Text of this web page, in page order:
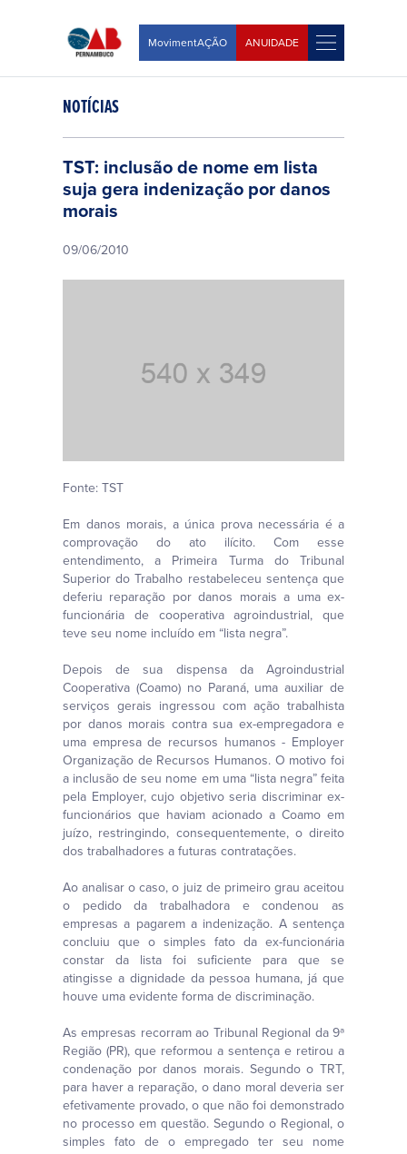
MovimentAÇÃO ANUIDADE
NOTÍCIAS
TST: inclusão de nome em lista
suja gera indenização por danos
morais
09/06/2010
Fonte: TST
Em danos morais, a única prova necessária é a
comprovação do ato ilícito. Com esse
entendimento, a Primeira Turma do Tribunal
Superior do Trabalho restabeleceu sentença que
deferiu reparação por danos morais a uma ex-
funcionária de cooperativa agroindustrial, que
teve seu nome incluído em “lista negra”.
Depois de sua dispensa da Agroindustrial
Cooperativa (Coamo) no Paraná, uma auxiliar de
serviços gerais ingressou com ação trabalhista
por danos morais contra sua ex-empregadora e
uma empresa de recursos humanos - Employer
Organização de Recursos Humanos. O motivo foi
a inclusão de seu nome em uma “lista negra” feita
pela Employer, cujo objetivo seria discriminar ex-
funcionários que haviam acionado a Coamo em
juízo, restringindo, consequentemente, o direito
dos trabalhadores a futuras contratações.
Ao analisar o caso, o juiz de primeiro grau aceitou
o pedido da trabalhadora e condenou as
empresas a pagarem a indenização. A sentença
concluiu que o simples fato da ex-funcionária
constar da lista foi suficiente para que se
atingisse a dignidade da pessoa humana, já que
houve uma evidente forma de discriminação.
As empresas recorram ao Tribunal Regional da 9ª
Região (PR), que reformou a sentença e retirou a
condenação por danos morais. Segundo o TRT,
para haver a reparação, o dano moral deveria ser
efetivamente provado, o que não foi demonstrado
no processo em questão. Segundo o Regional, o
simples fato de o empregado ter seu nome